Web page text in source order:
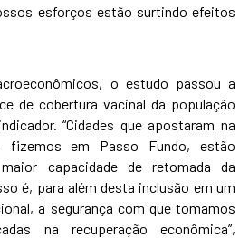
esforços estão surtindo efeitos
o estudo passou a
de cobertura vacinal da população
“Cidades que apostaram na
fizemos em Passo Fundo, estão
capacidade de retomada da
é, para além desta inclusão em um
a segurança com que tomamos
na recuperação econômica”,